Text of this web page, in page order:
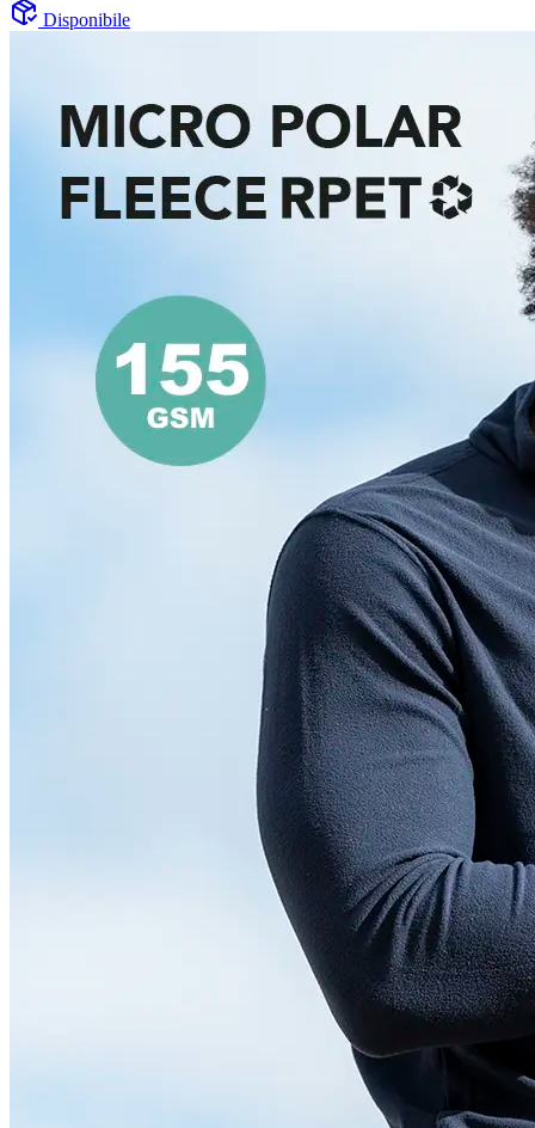
Disponibile